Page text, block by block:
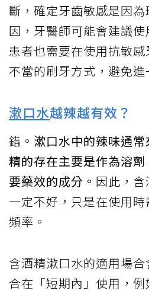
斷，確定牙齒敏感是因
因，牙醫師可能會建議
患者也需要在使用抗敏
不當的刷牙方式，避免進
漱口水越辣越有效？
錯。 漱口水中的辣味通
精的存在主要是作為溶
要藥效的成分。 因此，
一定不好，只是在使用
頻率。
含酒精漱口水的適用場
合在「短期內」使用，